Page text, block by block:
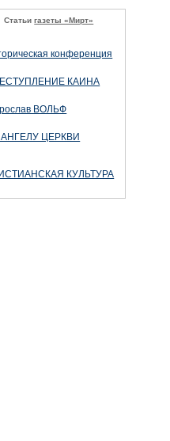
Статьигазеты «Мирт»
конференция
КАИНА
ВОЛЬФ
ЦЕРКВИ
КУЛЬТУРА